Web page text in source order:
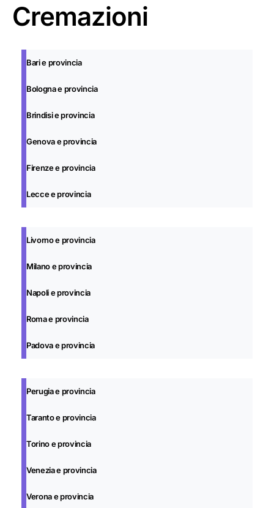
Cremazioni
Bari e provincia
Bologna e provincia
Brindisi e provincia
Genova e provincia
Firenze e provincia
Lecce e provincia
Livorno e provincia
Milano e provincia
Napoli e provincia
Roma e provincia
Padova e provincia
Perugia e provincia
Taranto e provincia
Torino e provincia
Venezia e provincia
Verona e provincia